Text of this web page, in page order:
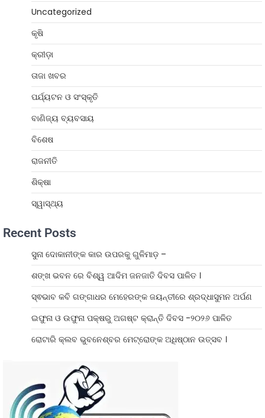
Uncategorized
କୃଷି
କ୍ରୀଡ଼ା
ତାଜା ଖବର
ପର୍ଯ୍ୟଟନ ଓ ସଂସ୍କୃତି
ବାଣିଜ୍ୟ ବ୍ୟବସାୟ
ବିଶେଷ
ରାଜନୀତି
ଶିକ୍ଷା
ସ୍ୱାସ୍ଥ୍ୟ
Recent Posts
ସୁନା ଦୋକାନୀଙ୍କ କାର ଉପରକୁ ଗୁଳିମାଡ଼ –
ଶଙ୍ଖ ଭବନ ରେ ବିଶ୍ୱ ଆଦିମ ଜନଜାତି ଦିବସ ପାଳିତ ।
ସ୍ଵଭାବ କବି ଗଙ୍ଗାଧର ମେହେରଙ୍କ ଜୟନ୍ତୀରେ ଶ୍ରଦ୍ଧାସୁମନ ଅର୍ପଣ
ଇଫୁନା ଓ ଉଫୁନା ପକ୍ଷରୁ ଅଗଷ୍ଟ କ୍ରାନ୍ତି ଦିବସ -୨୦୨୬ ପାଳିତ
ରୋଟାରି କ୍ଲବ ଭୁବନେଶ୍ବର ମେଟ୍ରୋଙ୍କ ଅଧିଷ୍ଠାନ ଉତ୍ସବ ।